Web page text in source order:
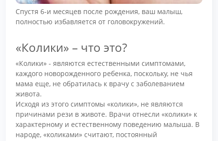
Спустя 6-и месяцев после рождения, ваш малыш,
полностью избавляется от головокружений.
«Колики» – что это?
«Колики» - являются естественными симптомами,
каждого новорожденного ребенка, поскольку, не чья
мама еще, не обратилась к врачу с заболеванием
живота.
Исходя из этого симптомы «колики», не являются
причинами рези в животе. Врачи отнесли «колики» к
характерному и естественному поведению малыша. В
народе, «коликами» считают, постоянный